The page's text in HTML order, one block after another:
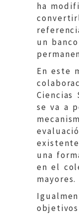
ha
un
En este
Ciencias
se va a
una
en el
mayores.